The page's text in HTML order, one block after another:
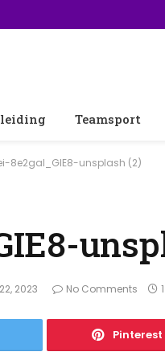
Teamsport
8e2gal_GIE8-unsplash (2)
2023 No Comments
Pinterest